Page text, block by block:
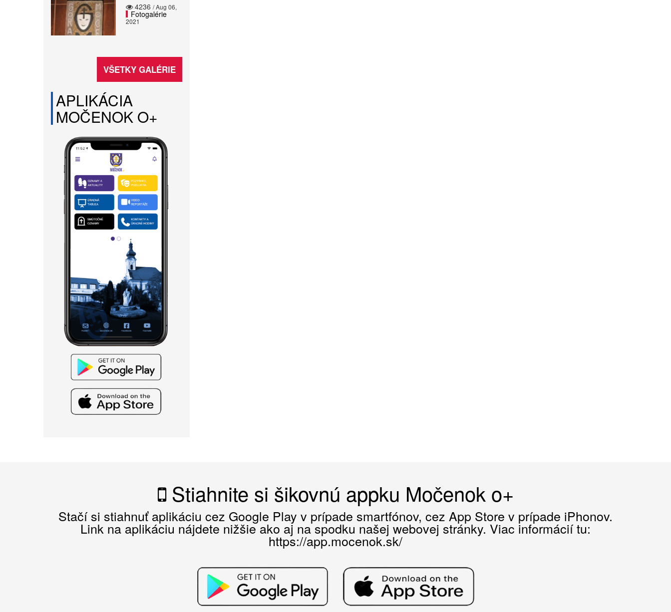
4236
Fotogalérie
/ Aug 06,
2021
VŠETKY GALÉRIE
APLIKÁCIA
MOČENOK O+
Stiahnite si šikovnú appku Močenok o+
Stačí si stiahnuť aplikáciu cez Google Play v prípade smartfónov, cez App Store v prípade iPhonov.
Link na aplikáciu nájdete nižšie ako aj na spodku našej webovej stránky. Viac informácií tu:
https://app.mocenok.sk/